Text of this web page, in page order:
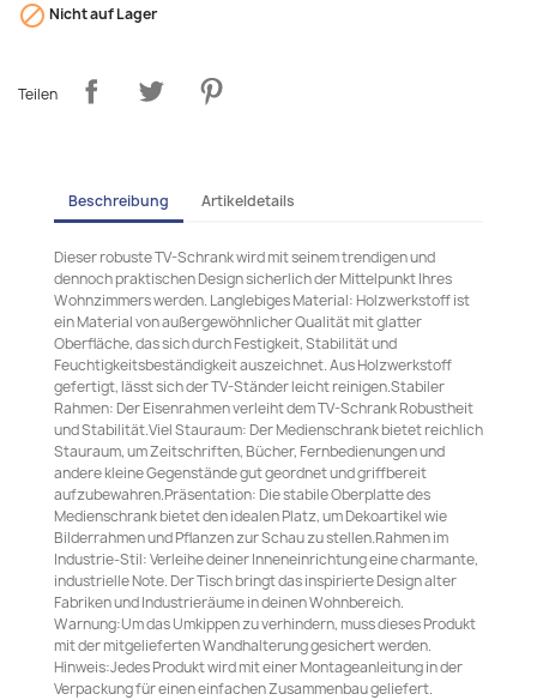
 Nicht auf Lager
Teilen
Beschreibung Artikeldetails
Dieser robuste TV-Schrank wird mit seinem trendigen und
dennoch praktischen Design sicherlich der Mittelpunkt Ihres
Wohnzimmers werden. Langlebiges Material: Holzwerkstoff ist
ein Material von außergewöhnlicher Qualität mit glatter
Oberfläche, das sich durch Festigkeit, Stabilität und
Feuchtigkeitsbeständigkeit auszeichnet. Aus Holzwerkstoff
gefertigt, lässt sich der TV-Ständer leicht reinigen.Stabiler
Rahmen: Der Eisenrahmen verleiht dem TV-Schrank Robustheit
und Stabilität.Viel Stauraum: Der Medienschrank bietet reichlich
Stauraum, um Zeitschriften, Bücher, Fernbedienungen und
andere kleine Gegenstände gut geordnet und griffbereit
aufzubewahren.Präsentation: Die stabile Oberplatte des
Medienschrank bietet den idealen Platz, um Dekoartikel wie
Bilderrahmen und Pflanzen zur Schau zu stellen.Rahmen im
Industrie-Stil: Verleihe deiner Inneneinrichtung eine charmante,
industrielle Note. Der Tisch bringt das inspirierte Design alter
Fabriken und Industrieräume in deinen Wohnbereich.
Warnung:Um das Umkippen zu verhindern, muss dieses Produkt
mit der mitgelieferten Wandhalterung gesichert werden.
Hinweis:Jedes Produkt wird mit einer Montageanleitung in der
Verpackung für einen einfachen Zusammenbau geliefert.